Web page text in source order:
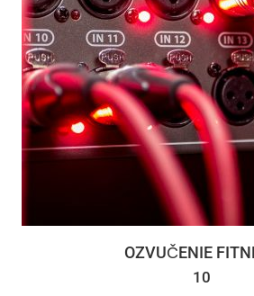
OZVUČENIE
10